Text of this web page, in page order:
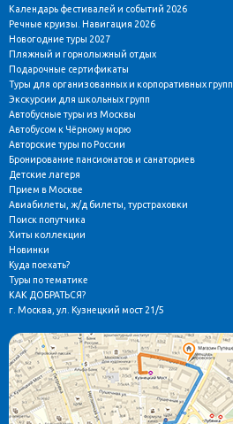
Календарь фестивалей и событий 2026
Речные круизы. Навигация 2026
Новогодние туры 2027
Пляжный и горнолыжный отдых
Подарочные сертификаты
Туры для организованных и корпоративных групп
Экскурсии для школьных групп
Автобусные туры из Москвы
Автобусом к Чёрному морю
Авторские туры по России
Бронирование пансионатов и санаториев
Детские лагеря
Прием в Москве
Авиабилеты, ж/д билеты, турстраховки
Поиск попутчика
Хиты коллекции
Новинки
Куда поехать?
Туры по тематике
КАК ДОБРАТЬСЯ?
г. Москва, ул. Кузнецкий мост 21/5